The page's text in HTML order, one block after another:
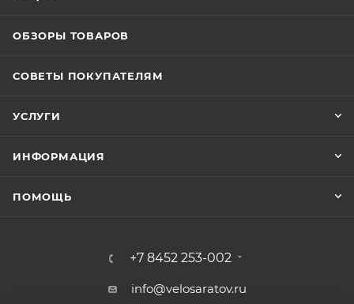
ОБЗОРЫ ТОВАРОВ
СОВЕТЫ ПОКУПАТЕЛЯМ
УСЛУГИ
ИНФОРМАЦИЯ
ПОМОЩЬ
+7 8452 253-002
info@velosaratov.ru